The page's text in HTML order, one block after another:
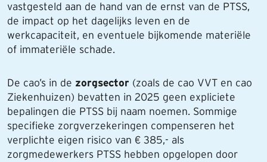
vastgesteld aan de hand van de ernst van de PTSS,
de impact op het dagelijks leven en de
werkcapaciteit, en eventuele bijkomende materiële
of immateriële schade.
De cao’s in de zorgsector (zoals de cao VVT en cao
Ziekenhuizen) bevatten in 2025 geen expliciete
bepalingen die PTSS bij naam noemen. Sommige
specifieke zorgverzekeringen compenseren het
verplichte eigen risico van € 385,- als
zorgmedewerkers PTSS hebben opgelopen door